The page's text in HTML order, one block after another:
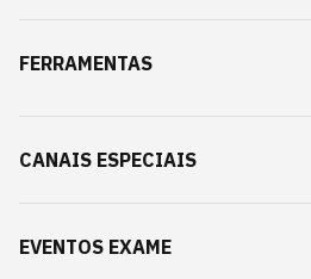
FERRAMENTAS
CANAIS ESPECIAIS
EVENTOS EXAME